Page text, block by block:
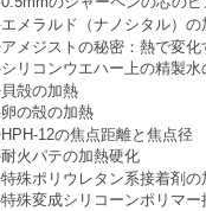
エメラルド（ナノシタル）の
アメジストの秘密：熱で変化
シリコンウエハー上の精製水
貝殻の加熱
卵の殻の加熱
HPH-12の焦点距離と焦点径
耐火パテの加熱硬化
特殊ポリウレタン系接着剤の
特殊変成シリコーンポリマー